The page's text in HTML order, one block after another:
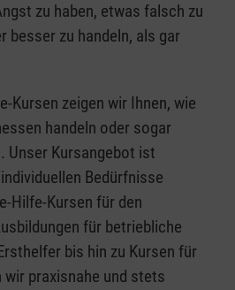
zu haben, etwas falsch zu
besser zu handeln, als gar
Kursen zeigen wir Ihnen, wie
handeln oder sogar
Unser Kursangebot ist
Bedürfnisse
Hilfe-Kursen für den
für betriebliche
bis hin zu Kursen für
praxisnahe und stets